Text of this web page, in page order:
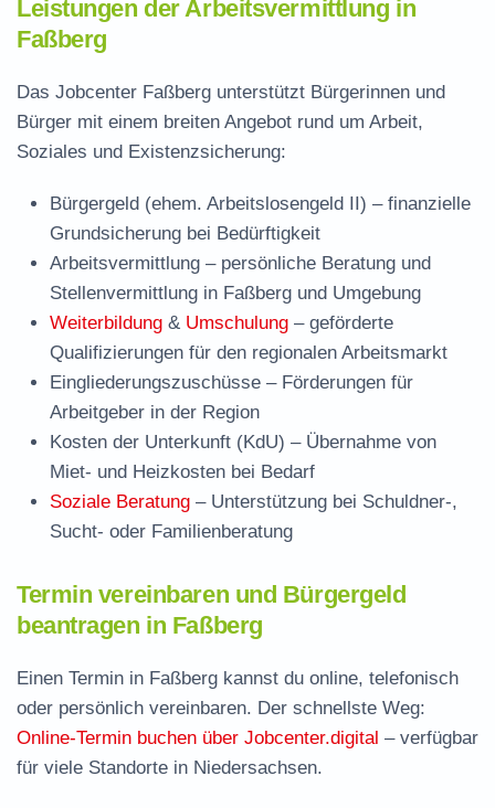
Leistungen der Arbeitsvermittlung in
Faßberg
Das Jobcenter Faßberg unterstützt Bürgerinnen und
Bürger mit einem breiten Angebot rund um Arbeit,
Soziales und Existenzsicherung:
Bürgergeld (ehem. Arbeitslosengeld II) – finanzielle
Grundsicherung bei Bedürftigkeit
Arbeitsvermittlung – persönliche Beratung und
Stellenvermittlung in Faßberg und Umgebung
Weiterbildung & Umschulung – geförderte
Qualifizierungen für den regionalen Arbeitsmarkt
Eingliederungszuschüsse – Förderungen für
Arbeitgeber in der Region
Kosten der Unterkunft (KdU) – Übernahme von
Miet- und Heizkosten bei Bedarf
Soziale Beratung – Unterstützung bei Schuldner-,
Sucht- oder Familienberatung
Termin vereinbaren und Bürgergeld
beantragen in Faßberg
Einen Termin in Faßberg kannst du online, telefonisch
oder persönlich vereinbaren. Der schnellste Weg:
Online-Termin buchen über Jobcenter.digital – verfügbar
für viele Standorte in Niedersachsen.